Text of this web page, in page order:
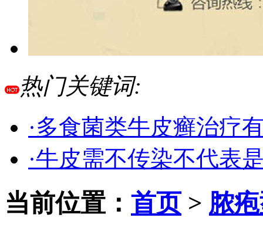
热门关键词:
·多食菌类牛皮癣治疗
·牛皮需不传染不代表
当前位置： 首页> 脓